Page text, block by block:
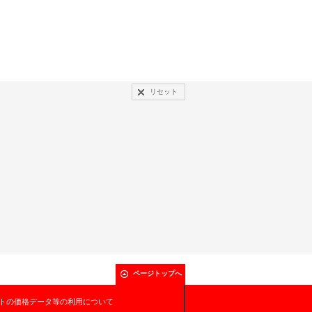
リセット
ページトップへ
の価格データ等の利用について